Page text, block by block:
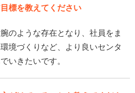
標を教えてください
のような存在となり、社員をま
境づくりなど、より良いセンタ
いきたいです。